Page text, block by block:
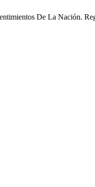
De La Nación.